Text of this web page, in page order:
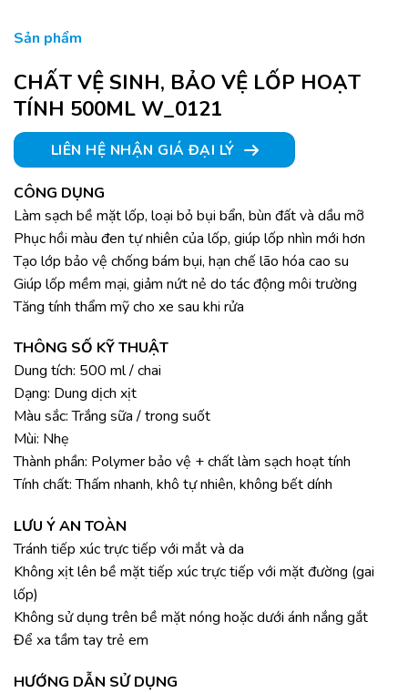
Sản phẩm
CHẤT VỆ SINH, BẢO VỆ LỐP HOẠT
TÍNH 500ML W_0121
LIÊN HỆ NHẬN GIÁ ĐẠI LÝ
CÔNG DỤNG
Làm sạch bề mặt lốp, loại bỏ bụi bẩn, bùn đất và dầu mỡ
Phục hồi màu đen tự nhiên của lốp, giúp lốp nhìn mới hơn
Tạo lớp bảo vệ chống bám bụi, hạn chế lão hóa cao su
Giúp lốp mềm mại, giảm nứt nẻ do tác động môi trường
Tăng tính thẩm mỹ cho xe sau khi rửa
THÔNG SỐ KỸ THUẬT
Dung tích: 500 ml / chai
Dạng: Dung dịch xịt
Màu sắc: Trắng sữa / trong suốt
Mùi: Nhẹ
Thành phần: Polymer bảo vệ + chất làm sạch hoạt tính
Tính chất: Thấm nhanh, khô tự nhiên, không bết dính
LƯU Ý AN TOÀN
Tránh tiếp xúc trực tiếp với mắt và da
Không xịt lên bề mặt tiếp xúc trực tiếp với mặt đường (gai
lốp)
Không sử dụng trên bề mặt nóng hoặc dưới ánh nắng gắt
Để xa tầm tay trẻ em
HƯỚNG DẪN SỬ DỤNG